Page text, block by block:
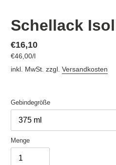
Schellack
Normaler
Preis
€16,10
Einzelpreis
€46,00/pro
l
inkl. MwSt. zzgl. Versandkosten
Gebindegröße
Menge